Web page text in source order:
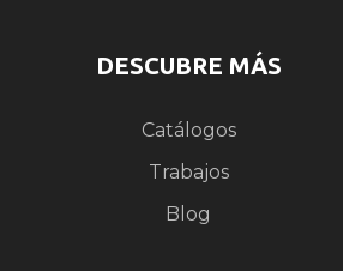
DESCUBRE MÁS
Catálogos
Trabajos
Blog